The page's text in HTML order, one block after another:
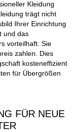
Kleidung
trägt nicht
Ihrer Einrichtung
und das
vorteilhaft: Sie
zahlen. Dies
kosteneffizient
für Übergrößen
FÜR NEUE